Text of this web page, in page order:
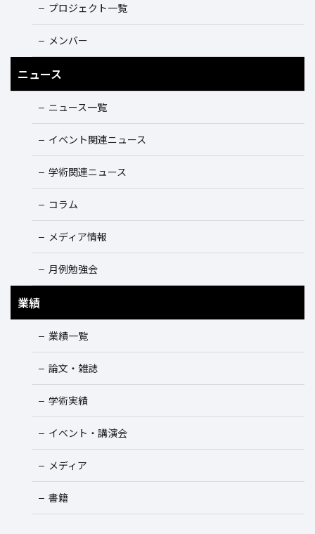
プロジェクト一覧
メンバー
ニュース
ニュース一覧
イベント関連ニュース
学術関連ニュース
コラム
メディア情報
月例勉強会
業績
業績一覧
論文・雑誌
学術実績
イベント・講演会
メディア
書籍